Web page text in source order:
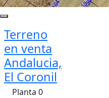
Terreno
en venta
Andalucia,
El Coronil
Planta 0